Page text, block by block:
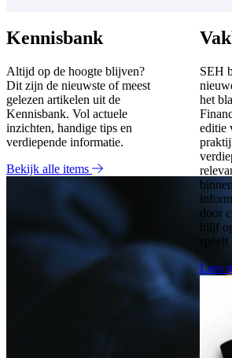
Kennisbank
Altijd op de hoogte blijven?
Dit zijn de nieuwste of meest
gelezen artikelen uit de
Kennisbank. Vol actuele
inzichten, handige tips en
verdiepende informatie.
Bekijk alle items
SEH
het
editie
door
blijf
Lees